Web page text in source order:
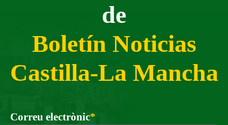
de
Boletín Noticias
Castilla-La Mancha
Correu electrònic*